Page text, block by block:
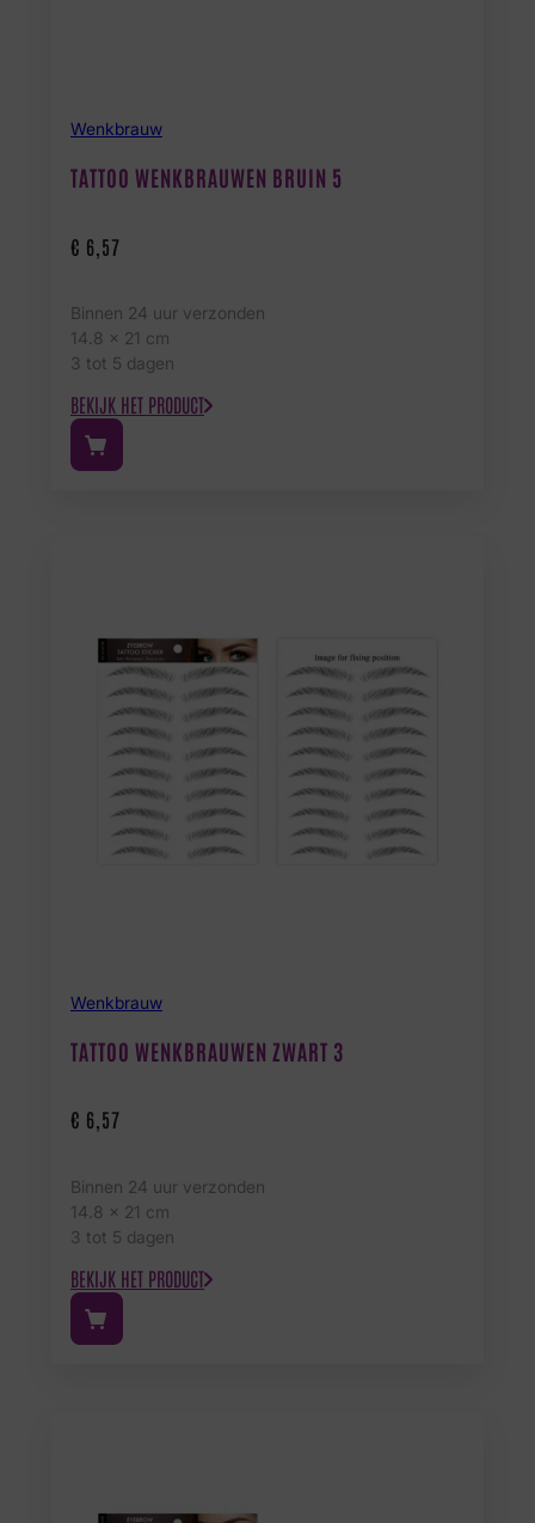
Wenkbrauw
TATTOO WENKBRAUWEN BRUIN 5
€ 6,57
Binnen 24 uur verzonden
14.8 x 21 cm
3 tot 5 dagen
BEKIJK HET PRODUCT
Wenkbrauw
TATTOO WENKBRAUWEN ZWART 3
€ 6,57
Binnen 24 uur verzonden
14.8 x 21 cm
3 tot 5 dagen
BEKIJK HET PRODUCT